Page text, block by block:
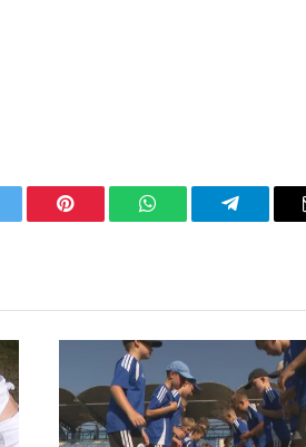
Pinterest WhatsAppTelegram